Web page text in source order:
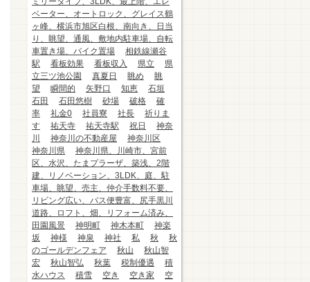
ベーター、オートロック、グレイス鶴
ヶ峰、横浜市旭区白根、南向き、日当
り、眺望、通風、敷地内駐車場、自転
車置き場、バイク置場
相鉄線瀬谷
駅
看板効果 看板収入 県立
県
立三ツ池公園
真夏日 眺め
眺
望
瞬間的 矢野口 知恵
石垣
石田
石田悠樹 砂場 破格
確
率
礼金0 社員寮 社長
祈りま
す
祐天寺 祐天寺駅 祝日
神奈
川
神奈川の不動産屋
神奈川区
神奈川県
神奈川県、川崎市、宮前
区、水沢、たまプラーザ、築浅、2階
建、リノベーション、3LDK、庭、駐
車場、眺望、売主、仲介手数料不要、
リビング広い、バス便豊富、尻手黒川
道路、ロフト、畑、リフォーム済み、
田園風景
神明町 神木本町
神楽
坂
神様 神泉 神社 私 秋
秋
のゴールデンフェア
秋山
秋山智
宏
秋山智弘 秋葉 税制優遇
積
水ハウス
積雪 空き 空き家
空